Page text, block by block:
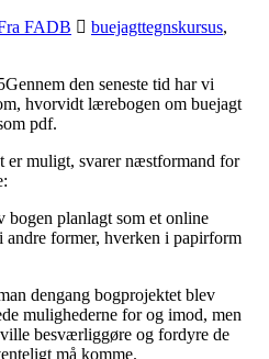
FADB buejagttegnskursus,
Gennem den seneste tid har vi
hvorvidt lærebogen om buejagt
pdf.
er muligt, svarer næstformand for
bogen planlagt som et online
former, hverken i papirform
dengang bogprojektet blev
mulighederne for og imod, men
besværliggøre og fordyre de
må komme.